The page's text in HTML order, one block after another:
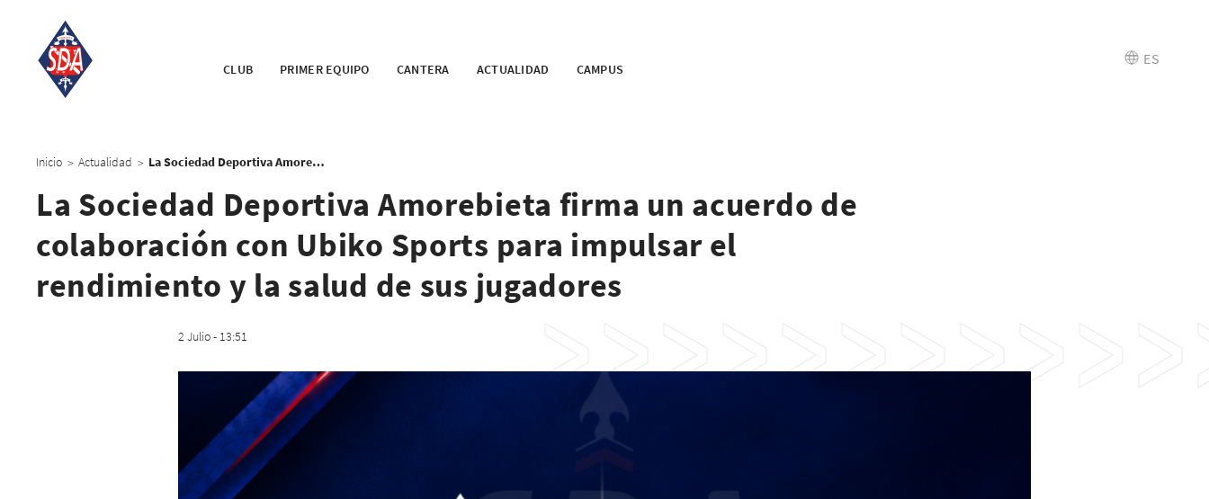
CLUB PRIMER EQUIPO CANTERA ACTUALIDAD CAMPUS
ES
Inicio > Actualidad > La Sociedad Deportiva Amorebieta firma un acuerdo de colaboración con Ubiko Sports para impulsar el rendimiento y la salud de sus jugadores
La Sociedad Deportiva Amorebieta firma un acuerdo de
colaboración con Ubiko Sports para impulsar el
rendimiento y la salud de sus jugadores
2 Julio - 13:51